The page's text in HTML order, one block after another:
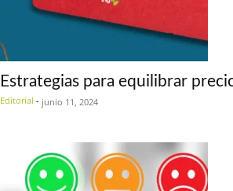
Estrategias para equilibrar
Editorial - junio 11, 2024